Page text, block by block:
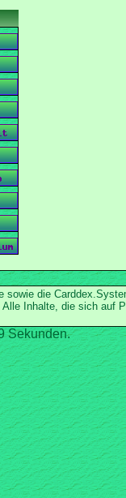
sowie die
Alle Inhalte, die sich auf
Sekunden.